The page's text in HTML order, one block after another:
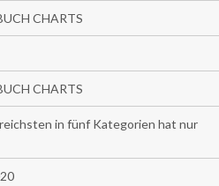
CHARTS
CHARTS
in fünf Kategorien hat nur